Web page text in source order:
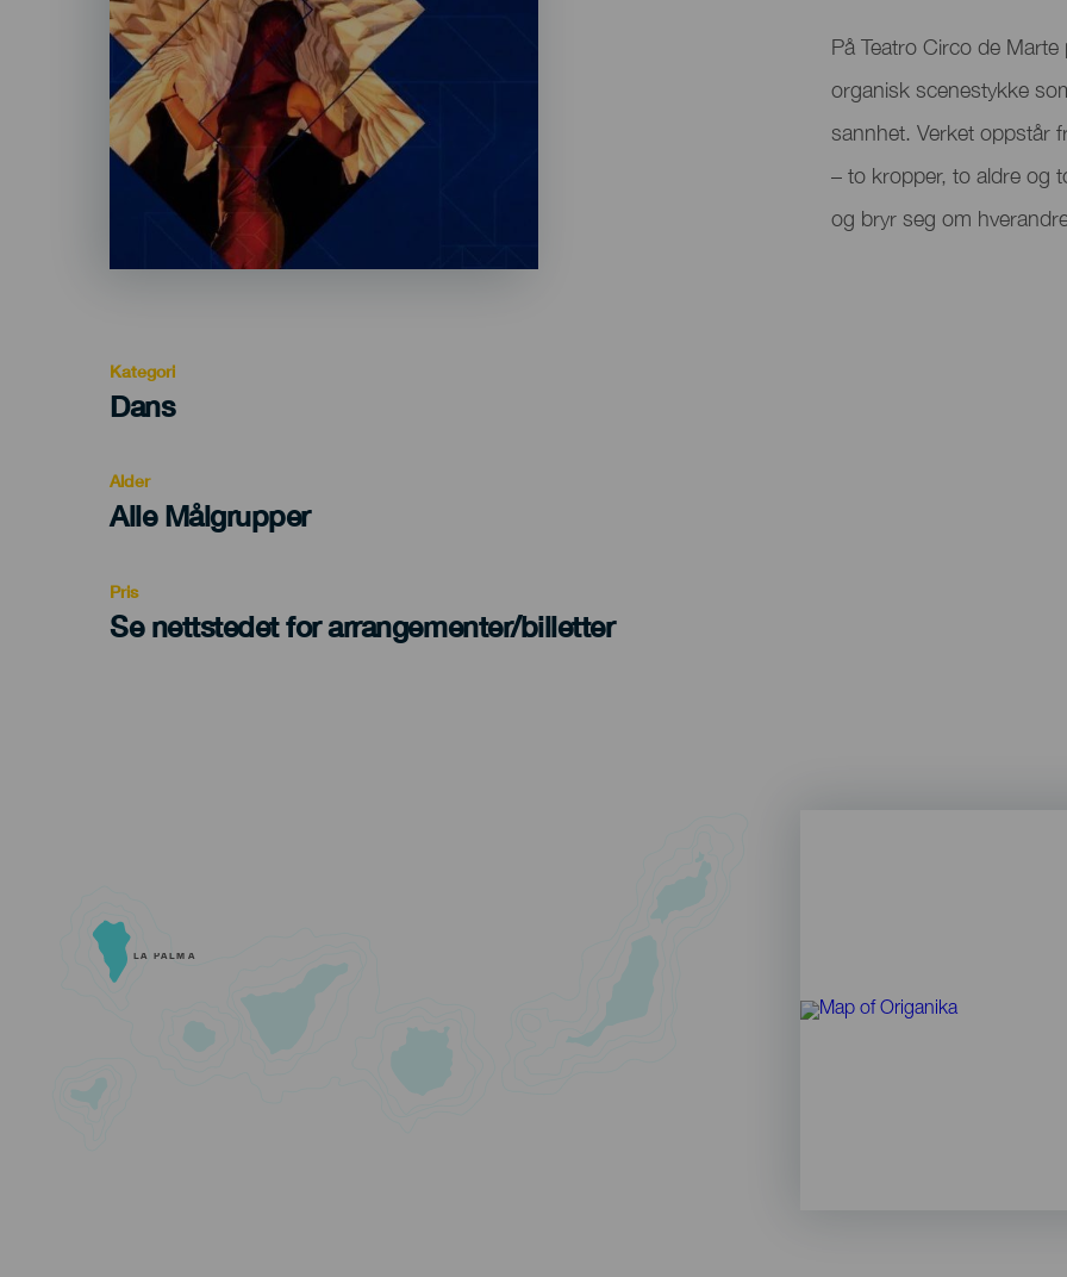
Descripción
del
evento
På Teatro Circo de
organisk scenestykke
sannhet. Verket oppstår
– to kropper, to aldre og
og bryr seg om
Kategori
Categoría
Dans
Alder
Edad
Recomendada
Alle Målgrupper
Pris
Se nettstedet for arrangementer/billetter
LA PALMA